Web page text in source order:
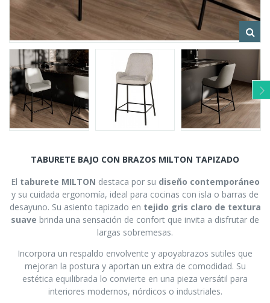
TABURETE BAJO CON BRAZOS MILTON TAPIZADO
El taburete MILTON destaca por su diseño contemporáneo
y su cuidada ergonomía, ideal para cocinas con isla o barras de
desayuno. Su asiento tapizado en tejido gris claro de textura
suave brinda una sensación de confort que invita a disfrutar de
largas sobremesas.
Incorpora un respaldo envolvente y apoyabrazos sutiles que
mejoran la postura y aportan un extra de comodidad. Su
estética equilibrada lo convierte en una pieza versátil para
interiores modernos, nórdicos o industriales.